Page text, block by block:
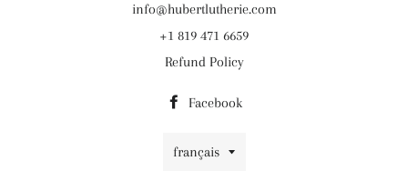
info@hubertlutherie.com
+1 819 471 6659
Refund Policy
Facebook
Langue
français